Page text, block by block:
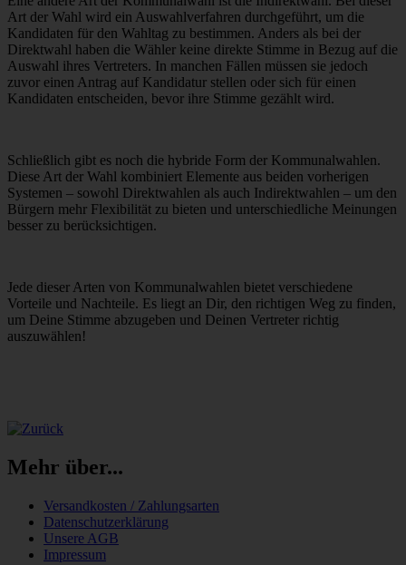
Art der Wahl wird ein Auswahlverfahren durchgeführt, um die
Kandidaten für den Wahltag zu bestimmen. Anders als bei der
Direktwahl haben die Wähler keine direkte Stimme in Bezug auf die
Auswahl ihres Vertreters. In manchen Fällen müssen sie jedoch
zuvor einen Antrag auf Kandidatur stellen oder sich für einen
Kandidaten entscheiden, bevor ihre Stimme gezählt wird.
Schließlich gibt es noch die hybride Form der Kommunalwahlen.
Diese Art der Wahl kombiniert Elemente aus beiden vorherigen
Systemen – sowohl Direktwahlen als auch Indirektwahlen – um den
Bürgern mehr Flexibilität zu bieten und unterschiedliche Meinungen
besser zu berücksichtigen.
Jede dieser Arten von Kommunalwahlen bietet verschiedene
Vorteile und Nachteile. Es liegt an Dir, den richtigen Weg zu finden,
um Deine Stimme abzugeben und Deinen Vertreter richtig
auszuwählen!
Mehr über...
Versandkosten / Zahlungsarten
Datenschutzerklärung
Unsere AGB
Impressum